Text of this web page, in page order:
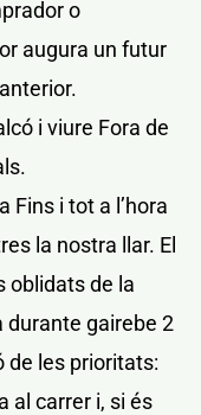
o
augura un futur
i viure Fora de
Fins i tot a l’hora
la nostra llar. El
oblidats de la
durante gairebe 2
de les prioritats:
al carrer i, si és